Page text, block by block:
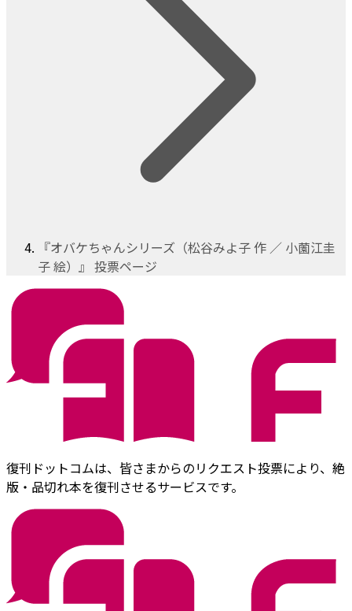
『オバケちゃんシリーズ（松谷みよ子 作 ／ 小薗江圭
子 絵）』 投票ページ
復刊ドットコムは、皆さまからのリクエスト投票により、絶
版・品切れ本を復刊させるサービスです。